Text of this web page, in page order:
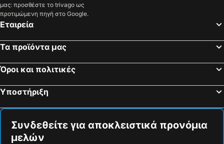
μας: προσθέστε το trivago ως
προτιμώμενη πηγή στο Google.
Εταιρεία
Τα προϊόντα μας
Όροι και πολιτικές
Υποστήριξη
Συνδεθείτε για αποκλειστικά προνόμια
μελών